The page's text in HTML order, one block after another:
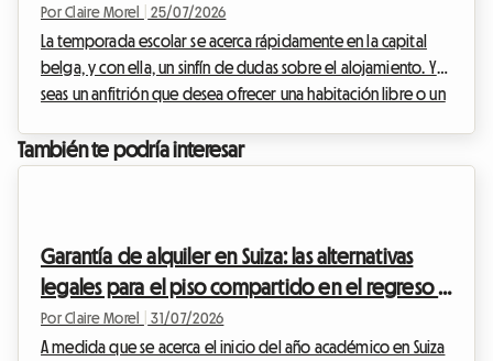
que debes conocer para el ciclo escolar 2026
Por Claire Morel 25/07/2026
La temporada escolar se acerca rápidamente en la capital
belga, y con ella, un sinfín de dudas sobre el alojamiento. Ya
seas un anfitrión que desea ofrecer una habitación libre o un
dominar los puntos clave del contrato de estudiante Bruselas
año académico 2026-2027....
También te podría interesar
Garantía de alquiler en Suiza: las alternativas
legales para el piso compartido en el regreso a
clases de 2026
Por Claire Morel 31/07/2026
A medida que se acerca el inicio del año académico en Suiza